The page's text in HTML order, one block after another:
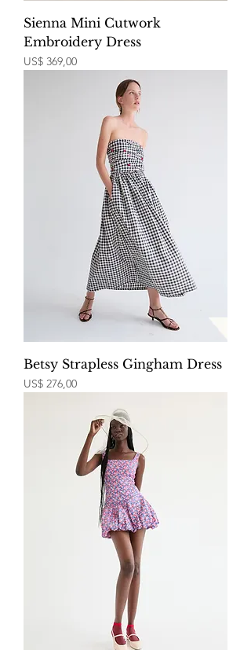
Sienna Mini Cutwork
Embroidery Dress
Price
US$ 369,00
Betsy Strapless Gingham Dress
Price
US$ 276,00